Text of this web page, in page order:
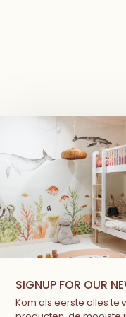
We have
with you!
weten over
SIGNUP FOR OUR
Kom als eerste alles te